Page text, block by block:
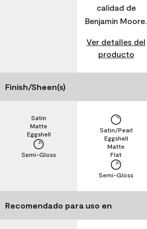
calidad de
Benjamin Moore.
Ver detalles del
producto
Finish/Sheen(s)
Semi-Gloss
Eggshell
Matte
Satin
Semi-Gloss
Flat
Matte
Eggshell
Satin/Pearl
Recomendado para uso en